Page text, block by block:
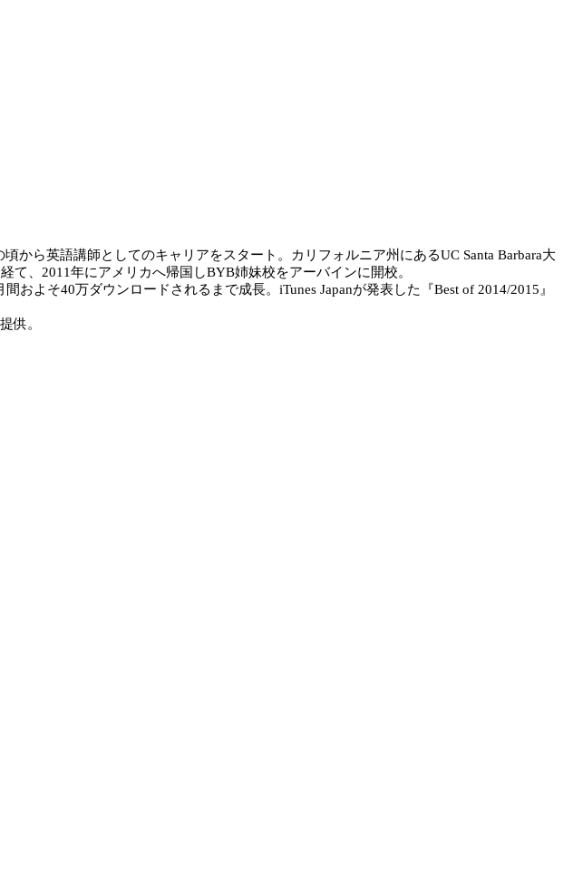
から英語講師としてのキャリアをスタート。カリフォルニア州にあるUC Santa Barbara大
、2011年にアメリカへ帰国しBYB姉妹校をアーバインに開校。
よそ40万ダウンロードされるまで成長。iTunes Japanが発表した『Best of 2014/2015』
供。